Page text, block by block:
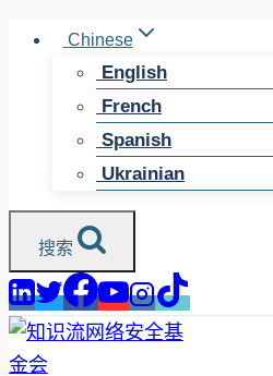
Chinese
English
French
Spanish
Ukrainian
搜索